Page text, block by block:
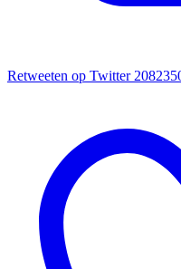
Retweeten op Twitter